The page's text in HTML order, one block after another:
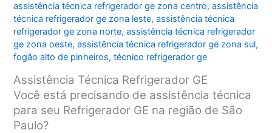
assistência técnica refrigerador ge zona centro,assistência
técnica refrigerador ge zona leste,assistência técnica
refrigerador ge zona norte,assistência técnica refrigerador
ge zona oeste,assistência técnica refrigerador ge zona sul,
fogão alto de pinheiros,técnico refrigerador ge
Assistência Técnica Refrigerador GE
Você está precisando de assistência técnica
para seu Refrigerador GE na região de São
Paulo?